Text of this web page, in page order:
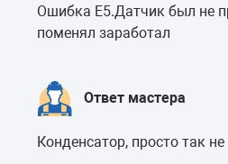
Ошибка E5.Датчик был не
поменял заработал
Ответ мастера
Конденсатор, просто так